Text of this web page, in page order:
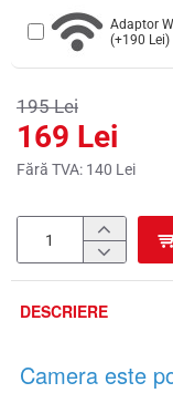
169 Lei
195 Lei
Fără TVA: 140 Lei
Adaptor
(+190 Lei)
DESCRIERE
Camera este